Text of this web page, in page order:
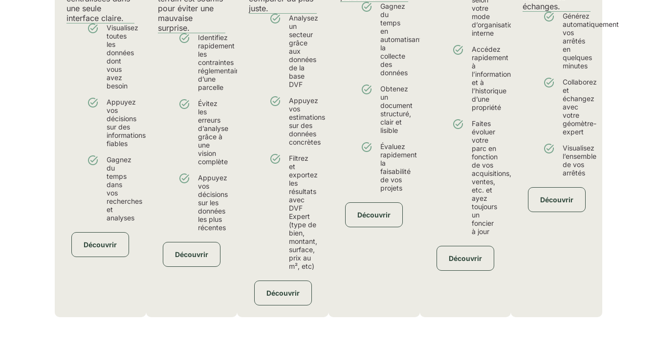
une seule
interface claire.
Visualisez
toutes
les
données
dont
vous
avez
besoin
Appuyez
vos
décisions
sur des
informations
fiables
Gagnez
du
temps
dans
vos
recherches
et
analyses
Découvrir
pour éviter une
mauvaise
surprise.
Identifiez
rapidement
les
contraintes
réglementaires
d’une
parcelle
Évitez
les
erreurs
d’analyse
grâce à
une
vision
complète
Appuyez
vos
décisions
sur les
données
les plus
récentes
Découvrir
juste.
Analysez
un
secteur
grâce
aux
données
de la
base
DVF
Appuyez
vos
estimations
sur des
données
concrètes
Filtrez
et
exportez
les
résultats
avec
DVF
Expert
(type de
bien,
montant,
surface,
prix au
m², etc)
Découvrir
Gagnez
du
temps
en
automatisant
la
collecte
des
données
Obtenez
un
document
structuré,
clair et
lisible
Évaluez
rapidement
la
faisabilité
de vos
projets
Découvrir
votre
mode
d’organisation
interne
Accédez
rapidement
à
l’information
et à
l’historique
d’une
propriété
Faites
évoluer
votre
parc en
fonction
de vos
acquisitions,
ventes,
etc. et
ayez
toujours
un
foncier
à jour
Découvrir
échanges.
Générez
automatiquement
vos
arrêtés
en
quelques
minutes
Collaborez
et
échangez
avec
votre
géomètre-
expert
Visualisez
l’ensemble
de vos
arrêtés
Découvrir